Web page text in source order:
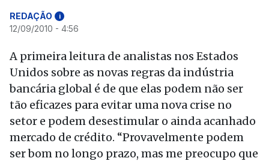
REDAÇÃO i
12/09/2010 - 4:56
A primeira leitura de analistas nos Estados
Unidos sobre as novas regras da indústria
bancária global é de que elas podem não ser
tão eficazes para evitar uma nova crise no
setor e podem desestimular o ainda acanhado
mercado de crédito. “Provavelmente podem
ser bom no longo prazo, mas me preocupo que